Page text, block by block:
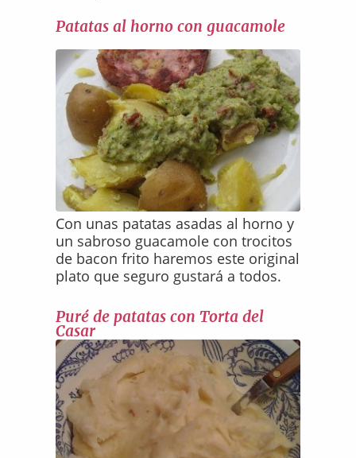
Patatas al horno con guacamole
Con unas patatas asadas al horno y
un sabroso guacamole con trocitos
de bacon frito haremos este original
plato que seguro gustará a todos.
Puré de patatas con Torta del
Casar